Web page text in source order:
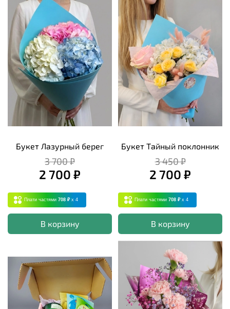
Букет Лазурный берег
3 700 ₽
2 700 ₽
Плати частями 708 ₽ x 4
В корзину
Букет Тайный поклонник
3 450 ₽
2 700 ₽
Плати частями 708 ₽ x 4
В корзину